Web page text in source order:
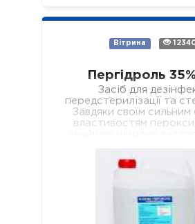
Вітрина
Пергідроль
Засіб для
передстерилізації та
Завдяки своїм сильним
властивостям
використовується,